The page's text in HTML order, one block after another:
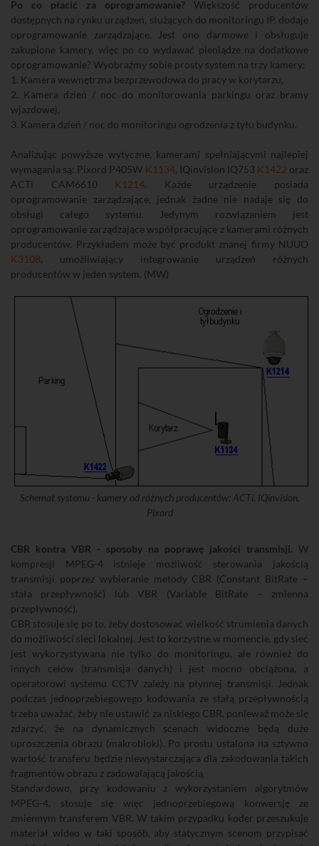
Po co płacić za oprogramowanie? Większość producentów
dostępnych na rynku urządzeń, służących do monitoringu IP, dodaje
oprogramowanie zarządzające. Jest ono darmowe i obsługuje
zakupione kamery, więc po co wydawać pieniądze na dodatkowe
oprogramowanie? Wyobraźmy sobie prosty system na trzy kamery:
1. Kamera wewnętrzna bezprzewodowa do pracy w korytarzu,
2. Kamera dzień / noc do monitorowania parkingu oraz bramy
wjazdowej,
3. Kamera dzień / noc do monitoringu ogrodzenia z tyłu budynku.
Analizując powyższe wytyczne, kamerami spełniającymi najlepiej
wymagania są: Pixord P405W K1134, IQinvision IQ753 K1422 oraz
ACTi CAM6610 K1214. Każde urządzenie posiada
oprogramowanie zarządzające, jednak żadne nie nadaje się do
obsługi całego systemu. Jedynym rozwiązaniem jest
oprogramowanie zarządzające współpracujące z kamerami różnych
producentów. Przykładem może być produkt znanej firmy NUUO
K3108, umożliwiający integrowanie urządzeń różnych
producentów w jeden system. (MW)
Schemat systemu - kamery od różnych producentów: ACTi, IQinvision,
Pixord
CBR kontra VBR - sposoby na poprawę jakości transmisji. W
kompresji MPEG-4 istnieje możliwość sterowania jakością
transmisji poprzez wybieranie metody CBR (Constant BitRate –
stała przepływność) lub VBR (Variable BitRate – zmienna
przepływność).
CBR stosuje się po to, żeby dostosować wielkość strumienia danych
do możliwości sieci lokalnej. Jest to korzystne w momencie, gdy sieć
jest wykorzystywana nie tylko do monitoringu, ale również do
innych celów (transmisja danych) i jest mocno obciążona, a
operatorowi systemu CCTV zależy na płynnej transmisji. Jednak
podczas jednoprzebiegowego kodowania ze stałą przepływnością
trzeba uważać, żeby nie ustawić za niskiego CBR, ponieważ może się
zdarzyć, że na dynamicznych scenach widoczne będą duże
uproszczenia obrazu (makrobloki). Po prostu ustalona na sztywno
wartość transferu będzie niewystarczająca dla zakodowania takich
fragmentów obrazu z zadowalającą jakością.
Standardowo, przy kodowaniu z wykorzystaniem algorytmów
MPEG-4, stosuje się więc jednoprzebiegową konwersję ze
zmiennym transferem VBR. W takim przypadku koder przeszukuje
materiał wideo w taki sposób, aby statycznym scenom przypisać